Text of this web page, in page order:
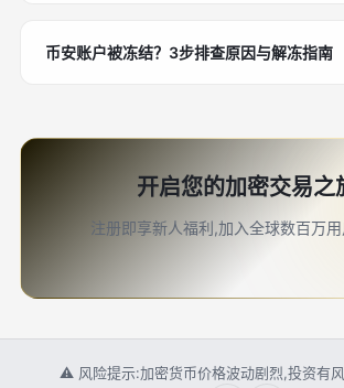
币安账户被冻结？3步排查原因与解冻指南
开启您的加密交易之
注册即享新人福利,加入全球数百万
⚠ 风险提示:加密货币价格波动剧烈,投资有